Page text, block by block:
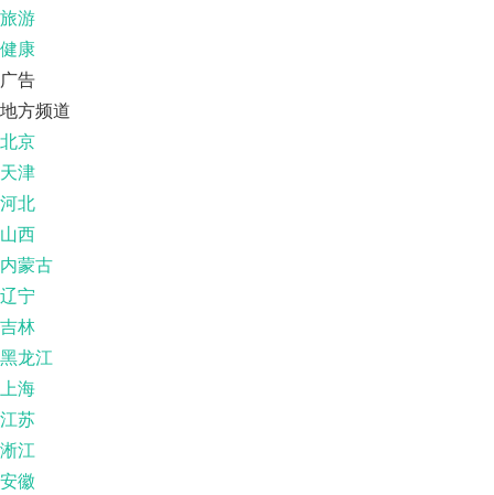
旅游
健康
广告
地方频道
北京
天津
河北
山西
内蒙古
辽宁
吉林
黑龙江
上海
江苏
淅江
安徽